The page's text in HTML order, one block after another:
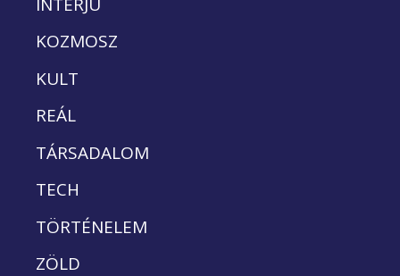
KOZMOSZ
KULT
REÁL
TÁRSADALOM
TECH
TÖRTÉNELEM
ZÖLD